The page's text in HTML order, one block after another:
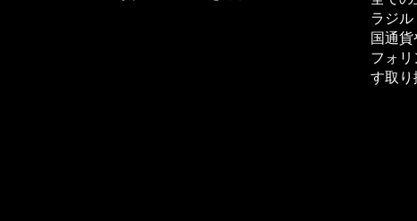
ラジ
国通貨
フォ
す取り